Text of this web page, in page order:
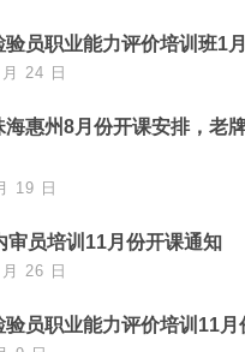
验员职业能力评价培训班1
24 日
海惠州8月份开课安排，老
19 日
审员培训11月份开课通知
26 日
验员职业能力评价培训11月